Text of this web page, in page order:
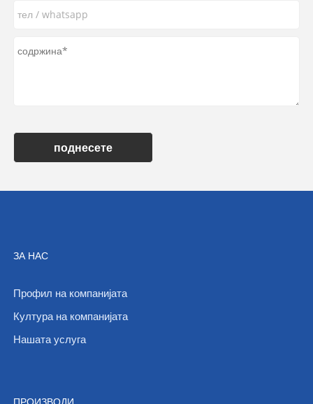
поднесете
ЗА НАС
Профил на компанијата
Култура на компанијата
Нашата услуга